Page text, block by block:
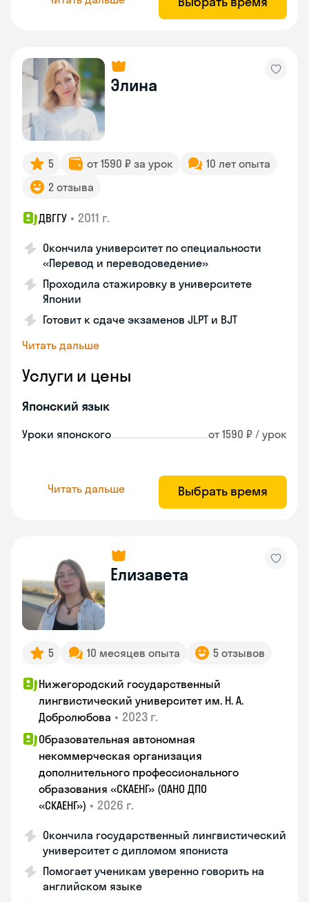
Элина
5 от 1590 ₽ за урок
10 лет опыта
2 отзыва
ДВГГУ • 2011 г.
Окончила университет по специальности
«Перевод и переводоведение»
Проходила стажировку в университете
Японии
Готовит к сдаче экзаменов JLPT и BJT
Читать дальше
Услуги и цены
Японский язык
Уроки японского от 1590 ₽ / урок
Читать дальше Выбрать время
Елизавета
5 10 месяцев опыта 5 отзывов
Нижегородский государственный
лингвистический университет им. Н. А.
Добролюбова • 2023 г.
Образовательная автономная
некоммерческая организация
дополнительного профессионального
образования «СКАЕНГ» (ОАНО ДПО
«СКАЕНГ») • 2026 г.
Окончила государственный лингвистический
университет с дипломом япониста
Помогает ученикам уверенно говорить на
английском языке